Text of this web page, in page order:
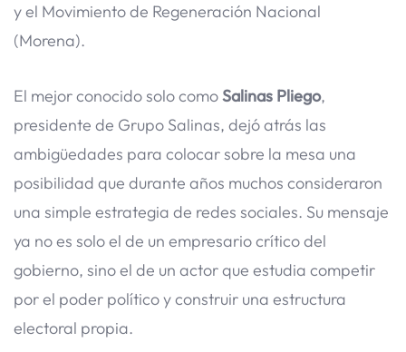
y el Movimiento de Regeneración Nacional
(Morena).
El mejor conocido solo comoSalinas Pliego,
presidente de Grupo Salinas, dejó atrás las
ambigüedades para colocar sobre la mesa una
posibilidad que durante años muchos consideraron
una simple estrategia de redes sociales. Su mensaje
ya no es solo el de un empresario crítico del
gobierno, sino el de un actor que estudia competir
por el poder político y construir una estructura
electoral propia.